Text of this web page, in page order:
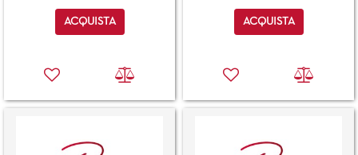
Quantità
ACQUISTA Quantità
ACQUISTA